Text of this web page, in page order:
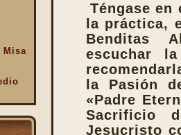
Misa
el
día.
Téngase en
la práctica,
Benditas
escuchar
la Pasión
«Padre
Sacrificio
Jesucristo